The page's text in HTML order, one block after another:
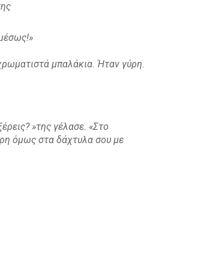
μπαλάκια. Ήταν γύρη.
»της γέλασε. «Στο
όμως στα δάχτυλα σου με